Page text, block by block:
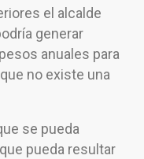
el alcalde
generar
anuales para
no existe una
se pueda
pueda resultar